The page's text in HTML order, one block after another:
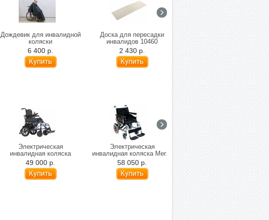
Дождевик для инвалидной
коляски
6 400 р.
Доска для пересадки
инвалидов 10460
2 430 р.
Электрическая
инвалидная коляска
Ortonica Pulse 110
(складная)
49 000 р.
Электрическая
инвалидная коляска Мега-
Оптим FS110A
58 050 р.